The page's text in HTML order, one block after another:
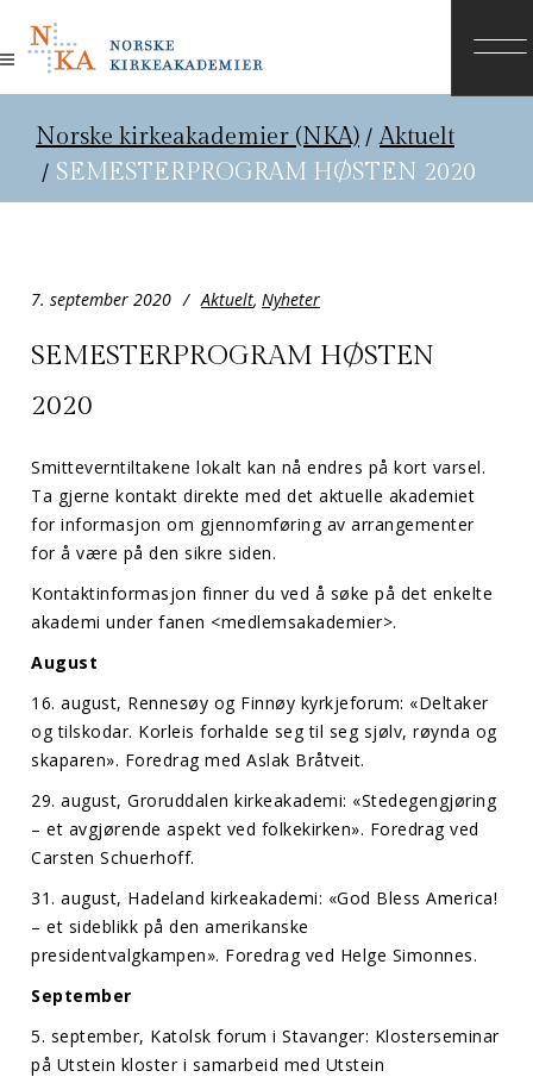
Norske kirkeakademier (NKA) /Aktuelt
/ SEMESTERPROGRAM HØSTEN 2020
7. september 2020 Aktuelt, Nyheter
SEMESTERPROGRAM HØSTEN
2020
Smitteverntiltakene lokalt kan nå endres på kort varsel.
Ta gjerne kontakt direkte med det aktuelle akademiet
for informasjon om gjennomføring av arrangementer
for å være på den sikre siden.
Kontaktinformasjon finner du ved å søke på det enkelte
akademi under fanen <medlemsakademier>.
August
16. august, Rennesøy og Finnøy kyrkjeforum: «Deltaker
og tilskodar. Korleis forhalde seg til seg sjølv, røynda og
skaparen». Foredrag med Aslak Bråtveit.
29. august, Groruddalen kirkeakademi: «Stedegengjøring
– et avgjørende aspekt ved folkekirken». Foredrag ved
Carsten Schuerhoff.
31. august, Hadeland kirkeakademi: «God Bless America!
– et sideblikk på den amerikanske
presidentvalgkampen». Foredrag ved Helge Simonnes.
September
5. september, Katolsk forum i Stavanger: Klosterseminar
på Utstein kloster i samarbeid med Utstein